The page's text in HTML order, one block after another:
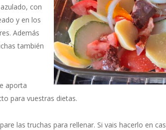
con
y en los
Además
también
aporta
para vuestras dietas.
las truchas para rellenar. Si vais hacerlo en